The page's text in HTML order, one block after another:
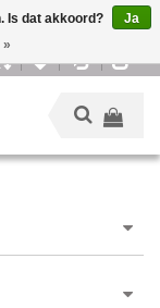
Is dat akkoord?
Ja
»